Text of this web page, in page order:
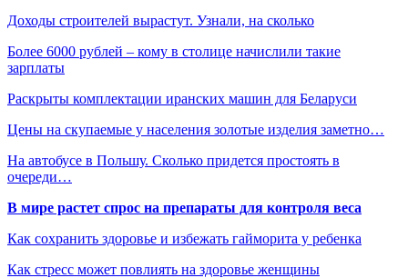
Доходы строителей вырастут. Узнали, на сколько
Более 6000 рублей – кому в столице начислили такие
зарплаты
Раскрыты комплектации иранских машин для Беларуси
Цены на скупаемые у населения золотые изделия заметно…
На автобусе в Польшу. Сколько придется простоять в
очереди…
В мире растет спрос на препараты для контроля веса
Как сохранить здоровье и избежать гайморита у ребенка
Как стресс может повлиять на здоровье женщины